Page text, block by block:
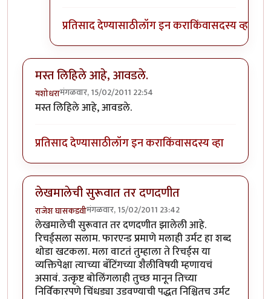
प्रतिसाद देण्यासाठीलॉग इन कराकिंवासदस्य व्हा
मस्त लिहिले आहे, आवडले.
यशोधरामंगळवार, 15/02/2011 22:54
मस्त लिहिले आहे, आवडले.
प्रतिसाद देण्यासाठीलॉग इन कराकिंवासदस्य व्हा
लेखमालेची सुरूवात तर दणदणीत
राजेश घासकडवीमंगळवार, 15/02/2011 23:42
लेखमालेची सुरूवात तर दणदणीत झालेली आहे.
रिचर्ड्सला सलाम. फारएन्ड प्रमाणे मलाही उर्मट हा शब्द
थोडा खटकला. मला वाटतं तुम्हाला ते रिचर्ड्स या
व्यक्तिपेक्षा त्याच्या बॅटिंगच्या शैलीविषयी म्हणायचं
असावं. उत्कृष्ट बोलिंगलाही तुच्छ मानून तिच्या
निर्विकारपणे चिंधड्या उडवण्याची पद्धत निश्चितच उर्मट